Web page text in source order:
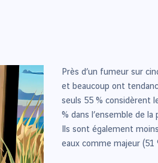
Près d’un fumeur sur
et beaucoup ont
seuls 55 % considèrent
% dans l’ensemble de la
Ils sont également
eaux comme majeur (51